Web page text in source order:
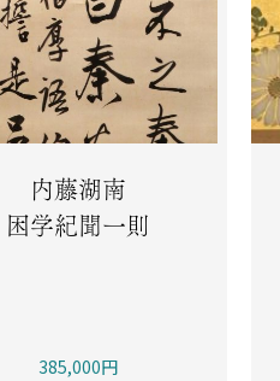
内藤湖南
困学紀聞一則
385,000円